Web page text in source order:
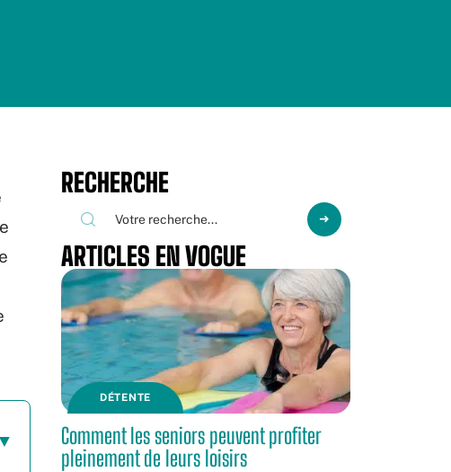
RECHERCHE
ARTICLES EN VOGUE
DÉTENTE
Comment les seniors peuvent profiter
pleinement de leurs loisirs